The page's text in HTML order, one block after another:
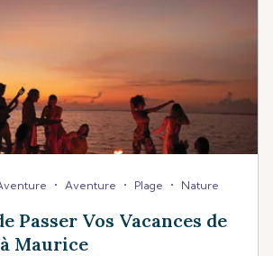
• Aventure • Plage • Nature
Passer Vos Vacances de
Maurice